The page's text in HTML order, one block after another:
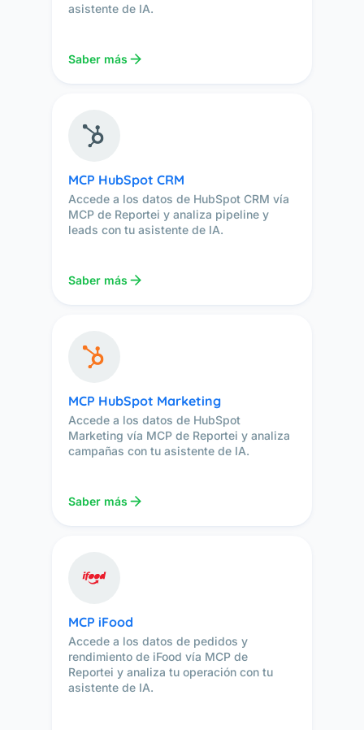
asistente de IA.
Saber más
MCP HubSpot CRM
Accede a los datos de HubSpot CRM vía
MCP de Reportei y analiza pipeline y
leads con tu asistente de IA.
Saber más
MCP HubSpot Marketing
Accede a los datos de HubSpot
Marketing vía MCP de Reportei y analiza
campañas con tu asistente de IA.
Saber más
MCP iFood
Accede a los datos de pedidos y
rendimiento de iFood vía MCP de
Reportei y analiza tu operación con tu
asistente de IA.